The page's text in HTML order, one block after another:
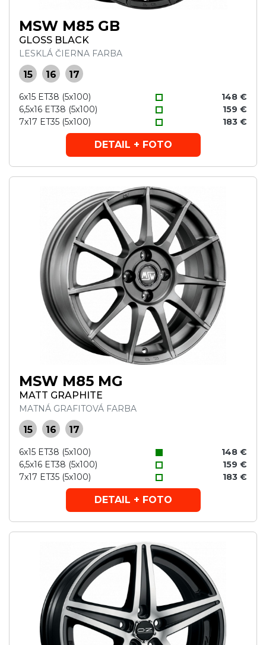
MSW M85 GB
GLOSS BLACK
LESKLÁ ČIERNA FARBA
15 16 17
6x15 ET38 (5x100)
148 €
6,5x16 ET38 (5x100)
159 €
7x17 ET35 (5x100)
183 €
DETAIL + FOTO
MSW M85 MG
MATT GRAPHITE
MATNÁ GRAFITOVÁ FARBA
15 16 17
6x15 ET38 (5x100)
148 €
6,5x16 ET38 (5x100)
159 €
7x17 ET35 (5x100)
183 €
DETAIL + FOTO